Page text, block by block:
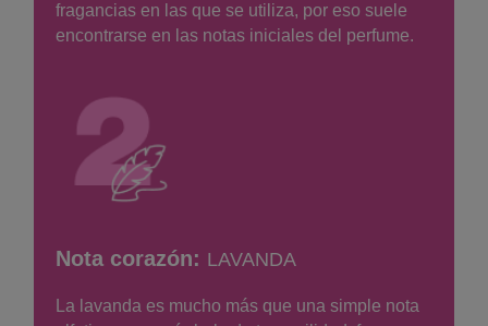
fragancias en las que se utiliza, por eso suele
encontrarse en las notas iniciales del perfume.
Nota corazón: LAVANDA
La lavanda es mucho más que una simple nota